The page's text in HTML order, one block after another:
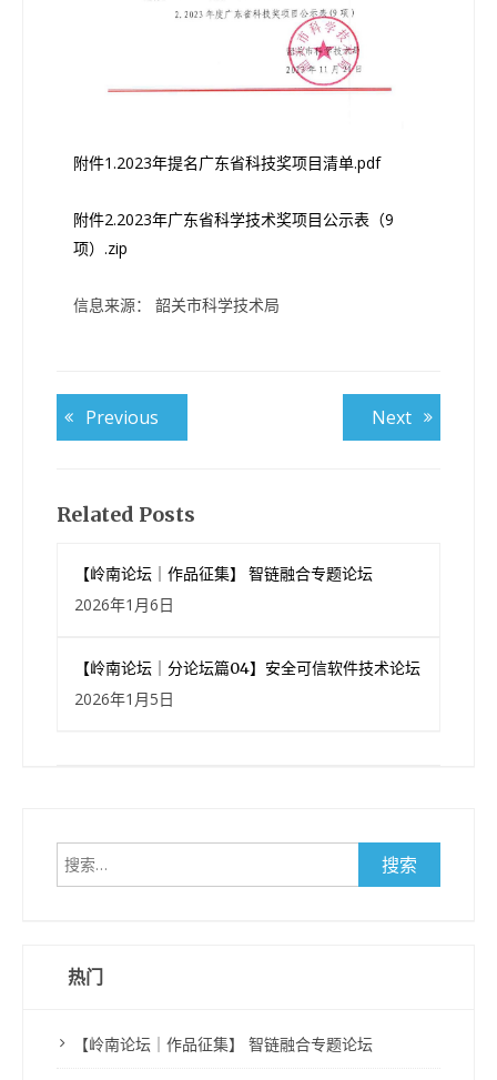
附件1.2023年提名广东省科技奖项目清单.pdf
附件2.2023年广东省科学技术奖项目公示表（9
项）.zip
信息来源： 韶关市科学技术局
文
章
航
Previous NextNext
Related Posts
【岭南论坛｜作品征集】 智链融合专题论坛
2026年1月6日
【岭南论坛｜分论坛篇04】安全可信软件技术论坛
2026年1月5日
搜
索：
热门
【岭南论坛｜作品征集】 智链融合专题论坛